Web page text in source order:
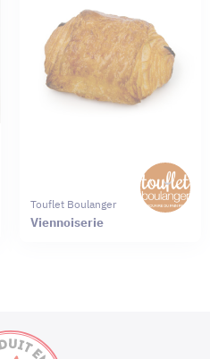
Touflet Boulanger
Viennoiserie